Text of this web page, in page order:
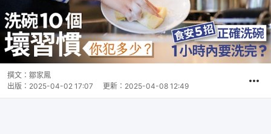
撰文： 鄒家鳳
出版： 2025-04-02 17:07 更新： 2025-04-08 12:49